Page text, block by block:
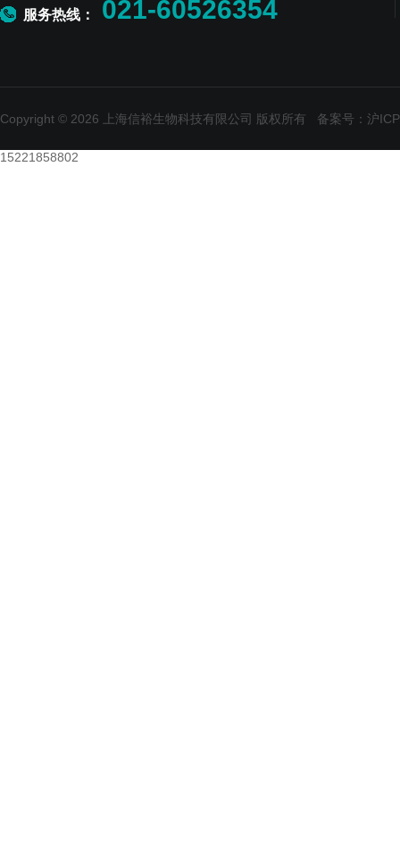
服务热线： 021-60526354
Copyright © 2026 上海信裕生物科技有限公司 版权所有 备案号：沪
15221858802